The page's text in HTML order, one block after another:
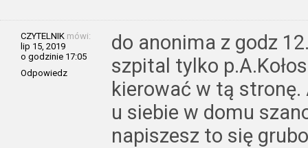
CZYTELNIK mówi:
lip 15, 2019
o godzinie 17:05
Odpowiedz
do anonima z godz
szpital tylko
kierować w tą
u siebie w domu
napiszesz to się